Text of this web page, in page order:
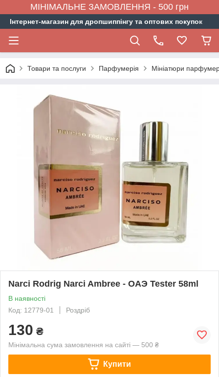
МІНІМАЛЬНЕ ЗАМОВЛЕННЯ - 500 грн
Інтернет-магазин для дропшиппінгу та оптових покупок
Товари та послуги Парфумерія Мініатюри
Narci Rodrig Narci Ambree - ОАЭ Tester 58ml
В наявності
Код: 12779-01
Роздріб
130 ₴
Мінімальна сума замовлення на сайті — 500 ₴
Купити